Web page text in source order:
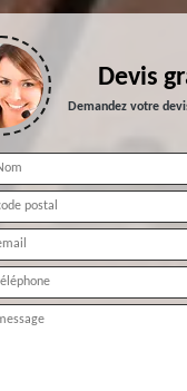
Devis
Demandez votre